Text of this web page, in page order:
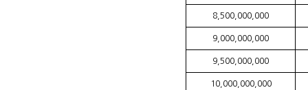
8,500,000,000
9,000,000,000
9,500,000,000
10,000,000,000